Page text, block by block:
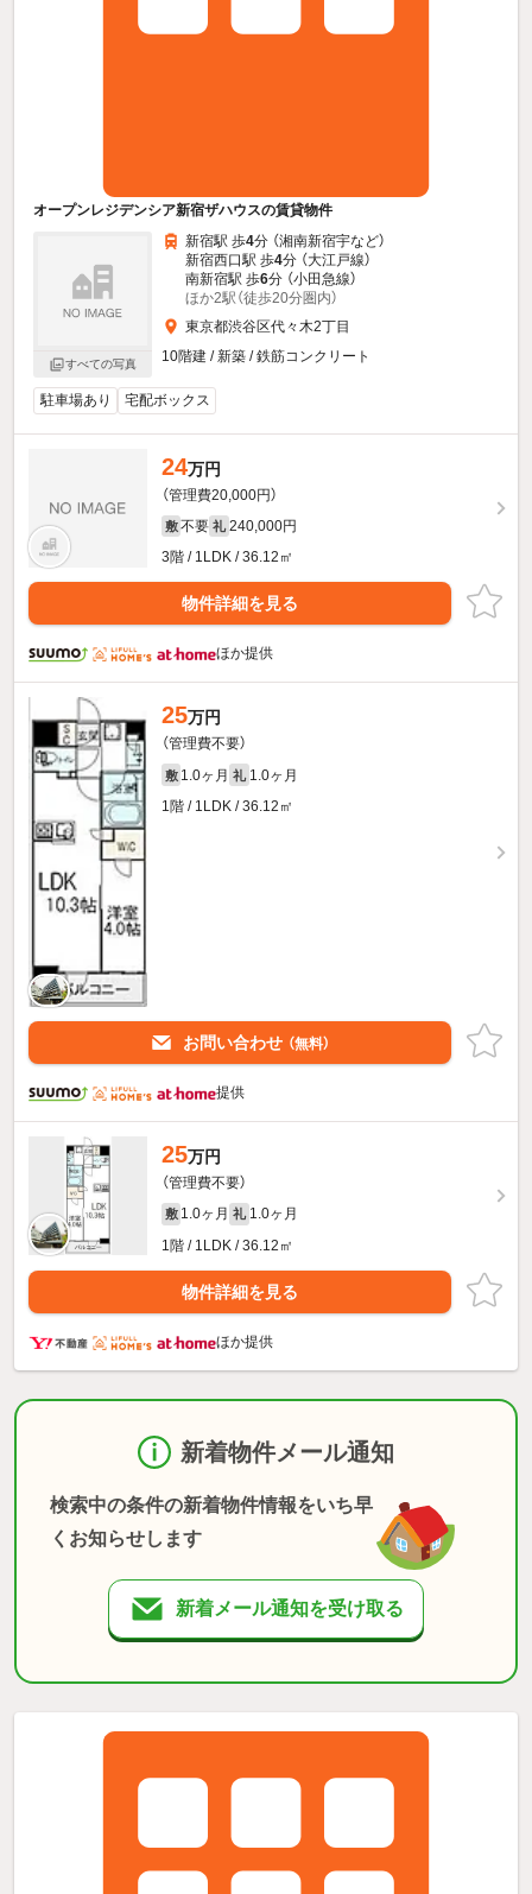
オープンレジデンシア新宿ザハウスの賃貸物件
すべての写真
新宿駅 歩4分 （湘南新宿宇など）
新宿西口駅 歩4分 （大江戸線）
南新宿駅 歩6分 （小田急線）
ほか2駅（徒歩20分圏内）
東京都渋谷区代々木2丁目
10階建 / 新築 / 鉄筋コンクリート
駐車場あり 宅配ボックス
24万円
（管理費20,000円）
敷 不要 礼 240,000円
3階 / 1LDK / 36.12㎡
物件詳細を見る
ほか提供
25万円
（管理費不要）
敷 1.0ヶ月 礼 1.0ヶ月
1階 / 1LDK / 36.12㎡
お問い合わせ （無料）
提供
25万円
（管理費不要）
敷 1.0ヶ月 礼 1.0ヶ月
1階 / 1LDK / 36.12㎡
物件詳細を見る
ほか提供
新着物件メール通知
検索中の条件の新着物件情報をいち早
くお知らせします
新着メール通知を受け取る